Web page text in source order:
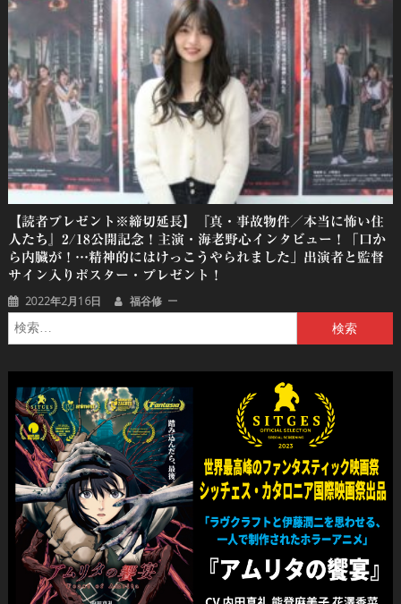
【読者プレゼント※締切延長】『真・事故物件／本当に怖い住
人たち』2/18公開記念！主演・海老野心インタビュー！「口か
ら内臓が！…精神的にはけっこうやられました」出演者と監督
サイン入りポスター・プレゼント！
2022年2月16日 福谷修
索: